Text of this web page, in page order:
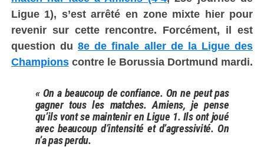
Ligue 1), s’est arrêté en zone mixte hier pour
revenir sur cette rencontre. Forcément, il est
question du8e de finale aller de la Ligue des
Championscontre le Borussia Dortmund mardi.
« On a beaucoup de confiance. On ne peut pas
gagner tous les matches. Amiens, je pense
qu’ils vont se maintenir en Ligue 1. Ils ont joué
avec beaucoup d’intensité et d’agressivité. On
n’a pas perdu.